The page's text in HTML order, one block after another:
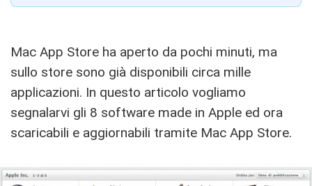
Mac App Store ha aperto da pochi minuti, ma
sullo store sono già disponibili circa mille
applicazioni. In questo articolo vogliamo
segnalarvi gli 8 software made in Apple ed ora
scaricabili e aggiornabili tramite Mac App Store.